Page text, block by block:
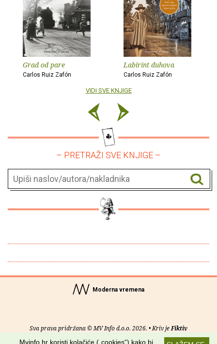
Grad od pare
Carlos Ruiz Zafón
Labirint duhova
Carlos Ruiz Zafón
VIDI SVE KNJIGE
– PRETRAŽI SVE KNJIGE –
Moderna vremena
Sva prava pridržana © MV Info d.o.o. 2026. • Kriv jeFiktiv
Mvinfo.hr koristi kolačiće („cookies“) kako bi